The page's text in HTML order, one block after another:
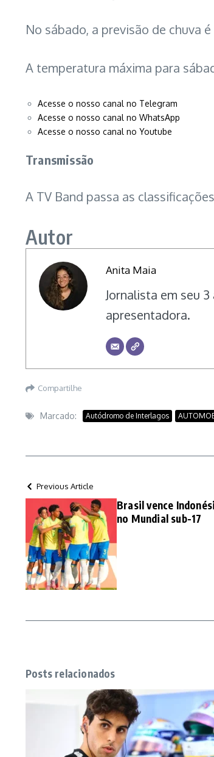
No sábado, a previsão de chuva
A temperatura máxima para
Acesse o nosso canal no Telegram
Acesse o nosso canal no WhatsApp
Acesse o nosso canal no Youtube
Transmissão
A TV Band passa as
Autor
Anita Maia
Jornalista em seu
apresentadora.
Compartilhe
Marcado: Autódromo de Interlagos
Previous Article
Brasil vence
no Mundial sub-17
Posts relacionados